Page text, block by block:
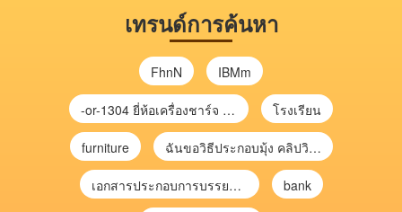
เทรนด์การค้นหา
FhnN IBMm
-or-1304 ยี่ห้อเครื่องชาร์จ chargecore โรงเรียน
furniture ฉันขอวิธีประกอบมุ้ง คลิปวิดีโอ การประกอบมุ้ง
เอกสารประกอบการบรรยาย การประเมินความเสี่ยงเพื่อวางแผนการตรวจสอบ \ bank